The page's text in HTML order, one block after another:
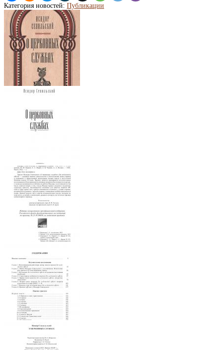
Категория новостей: Публикации